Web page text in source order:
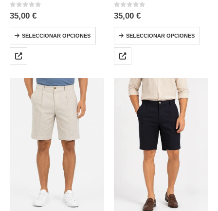
0out of 5
35,00 €
SELECCIONAR OPCIONES
0out of 5
35,00 €
SELECCIONAR OPCIONES